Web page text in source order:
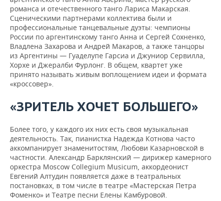
романса и отечественного танго Лариса Макарская.
Сценическими партнерами коллектива были и
профессиональные танцевальные дуэты: чемпионы
России по аргентинскому танго Анна и Сергей Сохненко,
Владлена Захарова и Андрей Макаров, а также танцоры
из Аргентины — Гуаделупе Гарсиа и Джуниор Сервилла,
Хорхе и Джералби Фурлонг. В общем, квартет уже
принято называть живым воплощением идеи и формата
«кроссовер».
«ЗРИТЕЛЬ ХОЧЕТ БОЛЬШЕГО»
Более того, у каждого их них есть своя музыкальная
деятельность. Так, пианистка Надежда Котнова часто
аккомпанирует знаменитостям, Любови Казарновской в
частности. Александр Барклянский — дирижер камерного
оркестра Moscow Collegium Musicum, аккордеонист
Евгений Алтудин появляется даже в театральных
постановках, в том числе в театре «Мастерская Петра
Фоменко» и Театре песни Елены Камбуровой.